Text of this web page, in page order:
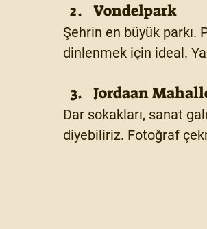
Vondelpark
Şehrin en büyük parkı.
dinlenmek için ideal.
Jordaan
Dar sokakları, sanat
diyebiliriz. Fotoğraf